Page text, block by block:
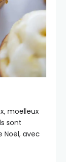
moelleux
sont
avec